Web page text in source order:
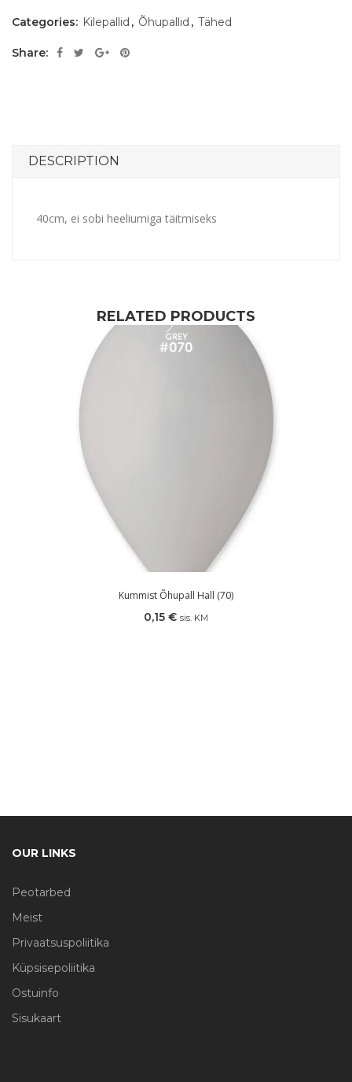
Categories: Kilepallid , Õhupallid , Tähed
Share:
DESCRIPTION
40cm, ei sobi heeliumiga täitmiseks
RELATED PRODUCTS
Kummist Õhupall Hall (70)
0,15 € sis. KM
OUR LINKS
Peotarbed
Meist
Privaatsuspoliitika
Küpsisepoliitika
Ostuinfo
Sisukaart